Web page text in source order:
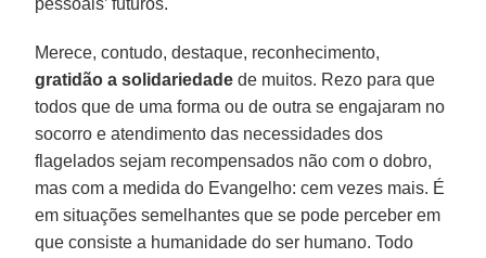
Merece, contudo, destaque, reconhecimento,
gratidão a solidariedade de muitos. Rezo para que
todos que de uma forma ou de outra se engajaram no
socorro e atendimento das necessidades dos
flagelados sejam recompensados não com o dobro,
mas com a medida do Evangelho: cem vezes mais. É
em situações semelhantes que se pode perceber em
que consiste a humanidade do ser humano. Todo